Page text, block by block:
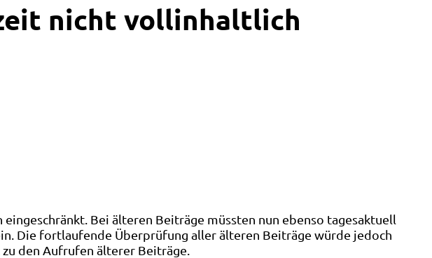
nicht vollinhaltlich
Bei älteren Beiträge müssten nun ebenso tagesaktuell
Die fortlaufende Überprüfung aller älteren Beiträge würde jedoch
den Aufrufen älterer Beiträge.